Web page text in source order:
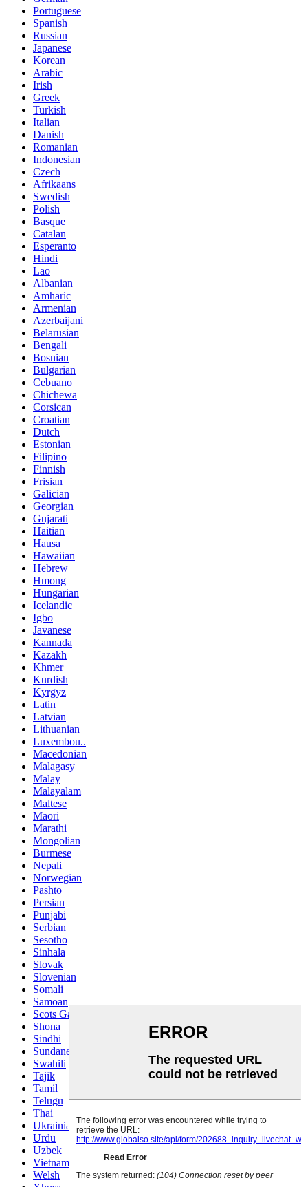
Portuguese
Spanish
Russian
Japanese
Korean
Arabic
Irish
Greek
Turkish
Italian
Danish
Romanian
Indonesian
Czech
Afrikaans
Swedish
Polish
Basque
Catalan
Esperanto
Hindi
Lao
Albanian
Amharic
Armenian
Azerbaijani
Belarusian
Bengali
Bosnian
Bulgarian
Cebuano
Chichewa
Corsican
Croatian
Dutch
Estonian
Filipino
Finnish
Frisian
Galician
Georgian
Gujarati
Haitian
Hausa
Hawaiian
Hebrew
Hmong
Hungarian
Icelandic
Igbo
Javanese
Kannada
Kazakh
Khmer
Kurdish
Kyrgyz
Latin
Latvian
Lithuanian
Luxembou..
Macedonian
Malagasy
Malay
Malayalam
Maltese
Maori
Marathi
Mongolian
Burmese
Nepali
Norwegian
Pashto
Persian
Punjabi
Serbian
Sesotho
Sinhala
Slovak
Slovenian
Somali
Samoan
Scots Gaelic
Shona
Sindhi
Sundanese
Swahili
Tajik
Tamil
Telugu
Thai
Ukrainian
Urdu
Uzbek
Vietnamese
Welsh